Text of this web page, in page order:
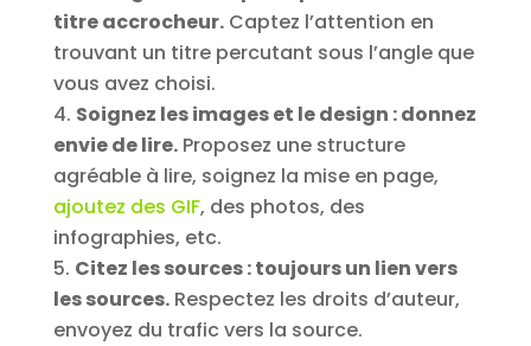
titre accrocheur.Captez l’attention en
trouvant un titre percutant sous l’angle que
vous avez choisi.
Soignez les images et le design : donnez
envie de lire.Proposez une structure
agréable à lire, soignez la mise en page,
ajoutez des GIF, des photos, des
infographies, etc.
Citez les sources : toujours un lien vers
les sources.Respectez les droits d’auteur,
envoyez du trafic vers la source.